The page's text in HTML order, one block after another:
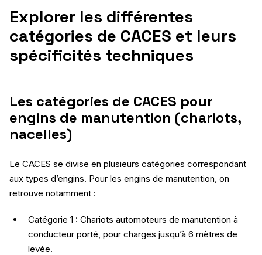
Explorer les différentes
catégories de CACES et leurs
spécificités techniques
Les catégories de CACES pour
engins de manutention (chariots,
nacelles)
Le CACES se divise en plusieurs catégories correspondant
aux types d’engins. Pour les engins de manutention, on
retrouve notamment :
Catégorie 1 : Chariots automoteurs de manutention à
conducteur porté, pour charges jusqu’à 6 mètres de
levée.